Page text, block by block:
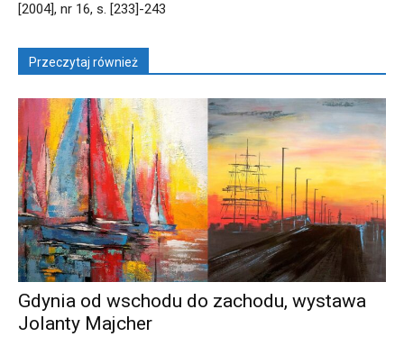
[2004], nr 16, s. [233]-243
Przeczytaj również
Gdynia od wschodu do zachodu, wystawa
Jolanty Majcher